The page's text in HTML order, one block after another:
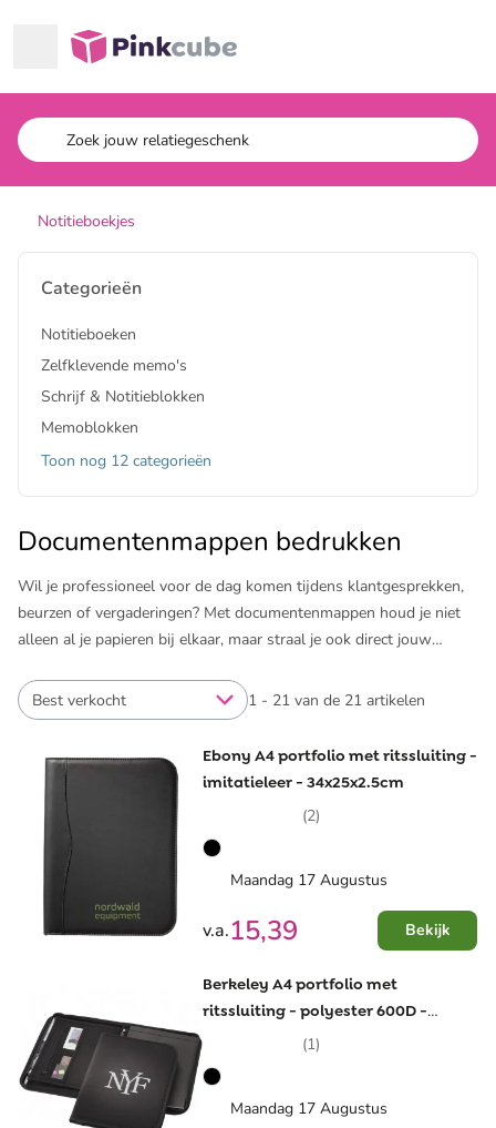
Pinkcube
Notitieboekjes
Categorieën
Notitieboeken
Zelfklevende memo's
Schrijf & Notitieblokken
Memoblokken
Toon nog 12 categorieën
Documentenmappen bedrukken
Wil je professioneel voor de dag komen tijdens klantgesprekken,
beurzen of vergaderingen? Met documentenmappen houd je niet
alleen al je papieren bij elkaar, maar straal je ook direct jouw
(imitatie)leer of een portfolio inclusief notitieboek en
insteekvakken. Alles netjes georganiseerd én opvallend
gepresenteerd? Dat zit wel goed.
Bij Pinkcube bestel je fluitend je favoriete documentenmap,
bedrukt met logo of een boodschap. Van klassieke A4-mappen tot
multifunctionele portfolio’s: kies je model, upload je logo en
ontvang razendsnel een gratis digitaal ontwerp. Binnen een uur zie
je precies hoe jouw bedrukte documentenmap eruit komt te zien.
Ontdek de mogelijkheden en vraag een offerte aan.
1 - 21 van de 21 artikelen
Best verkocht
Ebony A4 portfolio met ritssluiting -
imitatieleer - 34x25x2.5cm
(2)
Maandag 17 Augustus
v.a.15,39 Bekijk
Berkeley A4 portfolio met
ritssluiting - polyester 600D -
33.5x23.5x3cm(1)
Maandag 17 Augustus